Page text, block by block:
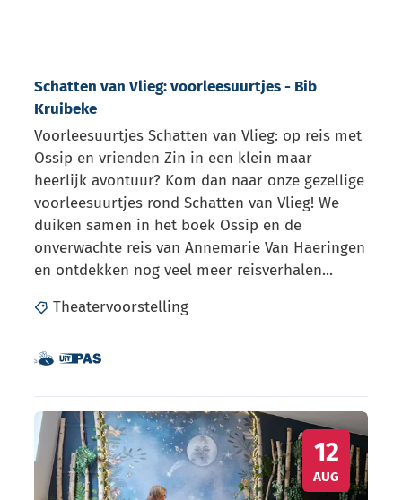
Schatten van Vlieg: voorleesuurtjes - Bib
Kruibeke
Voorleesuurtjes Schatten van Vlieg: op reis met
Ossip en vrienden Zin in een klein maar
heerlijk avontuur? Kom dan naar onze gezellige
voorleesuurtjes rond Schatten van Vlieg! We
duiken samen in het boek Ossip en de
onverwachte reis van Annemarie Van Haeringen
en ontdekken nog veel meer reisverhalen...
Theatervoorstelling
Samen met kinderen eropuit!
WO
12
AUG
Voorleesuurtjes augustus - Bib Beveren I